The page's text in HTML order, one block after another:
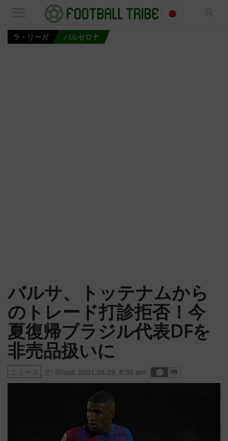
ラ・リーガ バルセロナ
バルサ、トッテナムから
のトレード打診拒否！今
夏復帰ブラジル代表DFを
非売品扱いに
ニュース 文: Shota 2021.08.29. 8:55 am